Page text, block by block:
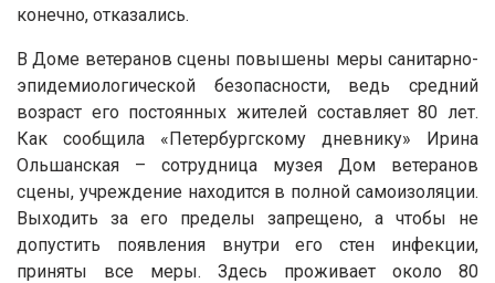
конечно, отказались.
В Доме ветеранов сцены повышены меры санитарно-
эпидемиологической безопасности, ведь средний
возраст его постоянных жителей составляет 80 лет.
Как сообщила «Петербургскому дневнику» Ирина
Ольшанская – сотрудница музея Дом ветеранов
сцены, учреждение находится в полной самоизоляции.
Выходить за его пределы запрещено, а чтобы не
допустить появления внутри его стен инфекции,
приняты все меры. Здесь проживает около 80